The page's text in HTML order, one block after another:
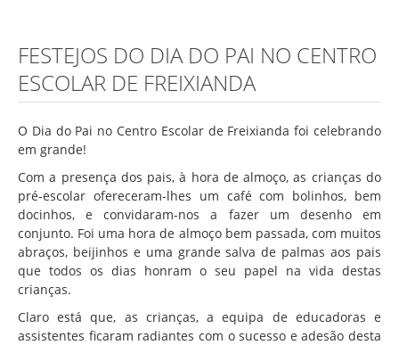
Atividades do 1º Ciclo
Clubes & Projetos
Exames
Associação de Estudantes
Calendário Escolar
Manuais Escolares
Horários
Serviços
Secretarias
FESTEJOS DO DIA DO PAI NO CENTRO
ESCOLAR DE FREIXIANDA
O Dia do Pai no Centro Escolar de Freixianda foi celebrando
em grande!
Com a presença dos pais, à hora de almoço, as crianças do
pré-escolar ofereceram-lhes um café com bolinhos, bem
docinhos, e convidaram-nos a fazer um desenho em
conjunto. Foi uma hora de almoço bem passada, com muitos
abraços, beijinhos e uma grande salva de palmas aos pais
que todos os dias honram o seu papel na vida destas
crianças.
Claro está que, as crianças, a equipa de educadoras e
assistentes ficaram radiantes com o sucesso e adesão desta